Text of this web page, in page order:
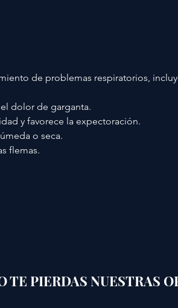
de problemas respiratorios,
dolor de garganta.
y favorece la expectoración.
o seca.
flemas.
TE PIERDAS NUESTRAS